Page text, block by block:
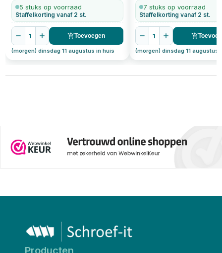
5 stuks op voorraad
Staffelkorting vanaf 2 st.
1 Toevoegen
(morgen) dinsdag 11 augustus in huis
7 stuks op voorraad
Staffelkorting vanaf 2 st.
1
(morgen) dinsdag 11 augustus
Producten